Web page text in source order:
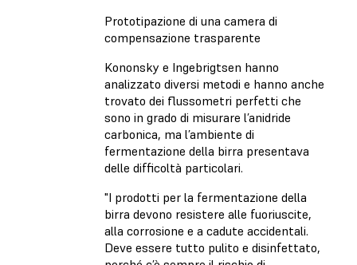
Prototipazione di una camera di
compensazione trasparente
Kononsky e Ingebrigtsen hanno
analizzato diversi metodi e hanno anche
trovato dei flussometri perfetti che
sono in grado di misurare l’anidride
carbonica, ma l’ambiente di
fermentazione della birra presentava
delle difficoltà particolari.
"I prodotti per la fermentazione della
birra devono resistere alle fuoriuscite,
alla corrosione e a cadute accidentali.
Deve essere tutto pulito e disinfettato,